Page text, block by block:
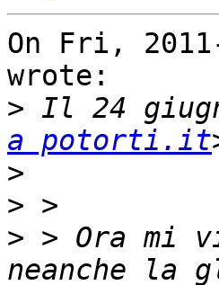
On Fri,
wrote:
> Il 24
a potorti.it
>
>
> > Ora mi